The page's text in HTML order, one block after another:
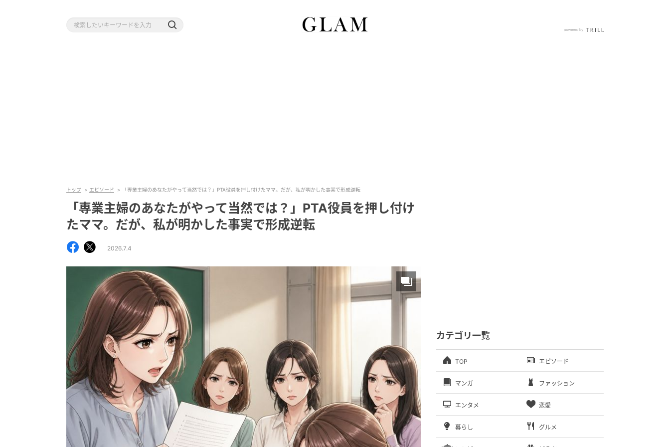
トップ エピソード 「専業主婦のあなたがやって当然では？」PTA役員を押し付けたママ。だが、私が明かした事実で形成逆転
「専業主婦のあなたがやって当然では？」PTA役員を押し付け
たママ。だが、私が明かした事実で形成逆転
2026.7.4
カテゴリ一覧
TOP エピソード
マンガ ファッション
エンタメ 恋愛
暮らし グルメ